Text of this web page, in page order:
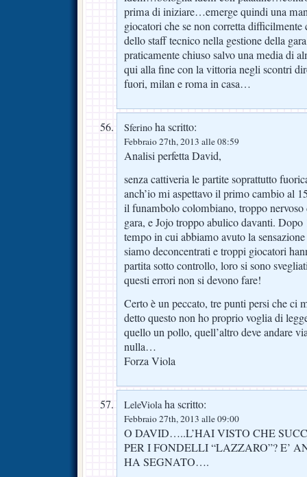
prima di iniziare…emerge quindi una
giocatori che se non corretta
dello staff tecnico nella gestione della
praticamente chiuso salvo una media di
qui alla fine con la vittoria negli scontri
fuori, milan e roma in casa…
Sferino ha scritto:
Febbraio 27th, 2013 alle 08:59
Analisi perfetta David,
senza cattiveria le partite soprattutto
anch’io mi aspettavo il primo cambio al
il funambolo colombiano, troppo nervoso
gara, e Jojo troppo abulico davanti.
tempo in cui abbiamo avuto la
siamo deconcentrati e troppi giocatori
partita sotto controllo, loro si sono
questi errori non si devono fare!
Certo è un peccato, tre punti persi che ci
detto questo non ho proprio voglia di
quello un pollo, quell’altro deve andare
nulla…
Forza Viola
LeleViolaha scritto:
Febbraio 27th, 2013 alle 09:00
O DAVID…..L’HAI VISTO CHE
PER I FONDELLI “LAZZARO”? E’
HA SEGNATO….